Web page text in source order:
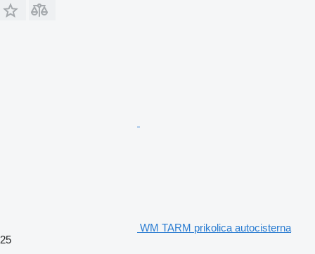
WM TARM prikolica autocisterna
25